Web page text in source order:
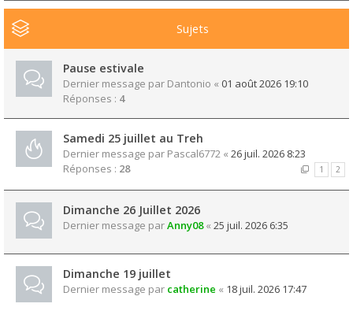
Sujets
Pause estivale
Dernier message par Dantonio « 01 août 2026 19:10
Réponses : 4
Samedi 25 juillet au Treh
Dernier message par Pascal6772 « 26 juil. 2026 8:23
Réponses : 28 1 2
Dimanche 26 Juillet 2026
Dernier message parAnny08« 25 juil. 2026 6:35
Dimanche 19 juillet
Dernier message par catherine « 18 juil. 2026 17:47